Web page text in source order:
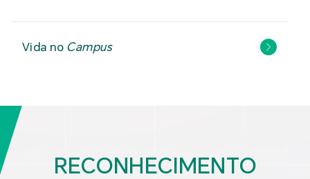
Vida no Campus
RECONHECIMENTO